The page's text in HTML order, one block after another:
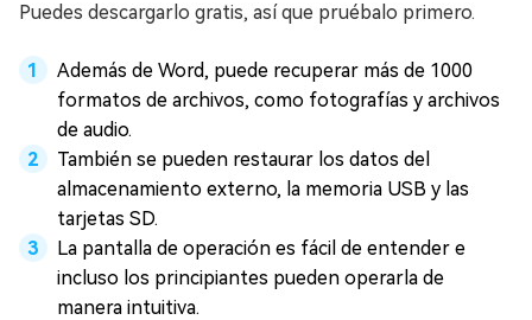
Puedes descargarlo gratis, así que pruébalo primero.
Además de Word, puede recuperar más de 1000
formatos de archivos, como fotografías y archivos
de audio.
También se pueden restaurar los datos del
almacenamiento externo, la memoria USB y las
tarjetas SD.
La pantalla de operación es fácil de entender e
incluso los principiantes pueden operarla de
manera intuitiva.